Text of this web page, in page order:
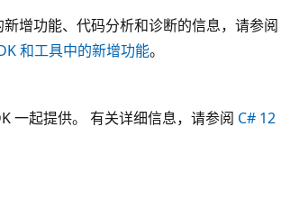
新增功能、代码分析和诊断的信息，请参阅
和工具中的新增功能。
一起提供。 有关详细信息，请参阅 C# 12